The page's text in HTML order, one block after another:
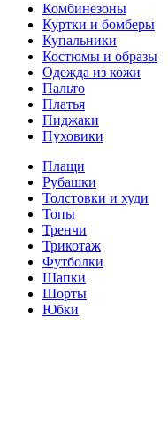
Комбинезоны
Куртки и бомберы
Купальники
Костюмы и образы
Одежда из кожи
Пальто
Платья
Пиджаки
Пуховики
Плащи
Рубашки
Толстовки и худи
Топы
Тренчи
Трикотаж
Футболки
Шапки
Шорты
Юбки